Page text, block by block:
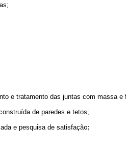
e tratamento das juntas com massa e
de paredes e tetos;
e pesquisa de satisfação;